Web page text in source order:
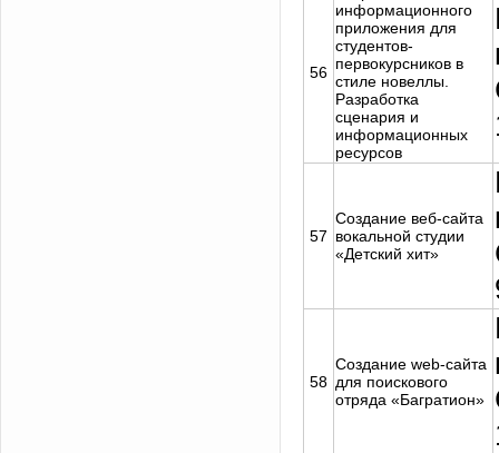
56
информационного
приложения для
студентов-
первокурсников в
стиле новеллы.
Разработка
сценария и
информационных
ресурсов
57
Создание веб-сайта
вокальной студии
«Детский хит»
58
Создание web-cайта
для поискового
отряда «Багратион»